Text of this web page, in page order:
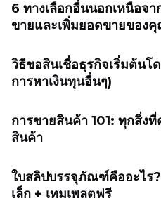
6 ทางเลือกอื่นนอกเหนือจ
ขายและเพิ่มยอดขายของ
วิธีขอสินเชื่อธุรกิจเริ่มต้นโ
การหาเงินทุนอื่นๆ)
การขายสินค้า 101: ทุกสิ่ง
สินค้า
ใบสลิปบรรจุภัณฑ์คืออะไร
เล็ก + เทมเพลตฟรี